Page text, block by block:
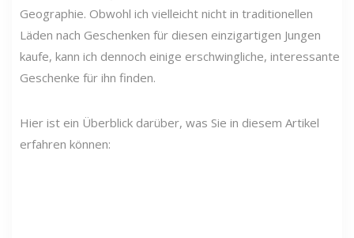
Geographie. Obwohl ich vielleicht nicht in traditionellen
Läden nach Geschenken für diesen einzigartigen Jungen
kaufe, kann ich dennoch einige erschwingliche, interessante
Geschenke für ihn finden.
Hier ist ein Überblick darüber, was Sie in diesem Artikel
erfahren können: